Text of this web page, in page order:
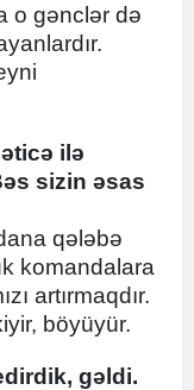
o gənclər də
ilə
sizin əsas
qələbə
komandalara
artırmaqdır.
böyüyür.
gəldi.